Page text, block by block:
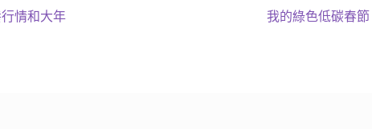
情和大年
下
我的綠色低碳春